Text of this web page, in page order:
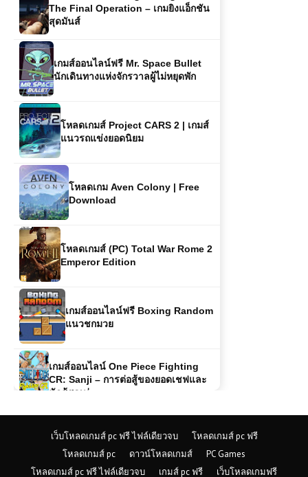
The Final Operation – เกมยิงแอ็กชัน
สุดมันส์
เกมส์ออนไลน์ฟรี Mr. Space Bullet
นักเดินทางแห่งจักรวาลผู้ไม่หยุดพัก
โหลดเกมส์ Project CARS 2 | เกมส์
แนวรถแข่งยอดนิยม
โหลดเกม Aven Colony | Free
Download
โหลดเกมส์ (PC) Total War Rome 2
Emperor Edition
เกมส์ออนไลน์ฟรี Boxing Random
แนวชกมวย
เกมส์ออนไลน์ One Piece Fighting
CR: Sanji – การต่อสู้ของยอดเชฟและ
นักสู้สุดเท่
เกมส์ออนไลน์ฟรี Highway Cars
รถยนต์ที่เกิดมาเพื่อถนนสายไฮเวย์
เว็บโหลดเกมส์ pc ฟรี ไฟล์เดียวจบ
โหลดเกมส์ pc ฟรี
โหลดเกมส์ pc
ดาวน์โหลดเกมส์
PC Games
โหลดเกมส์ pc ฟรี ไฟล์เดียวจบ
เกมส์ pc ฟรี เว็บโหลดเกมฟรี